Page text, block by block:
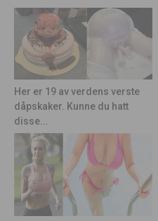
Her er 19 av verdens verste
dåpskaker. Kunne du hatt
disse...